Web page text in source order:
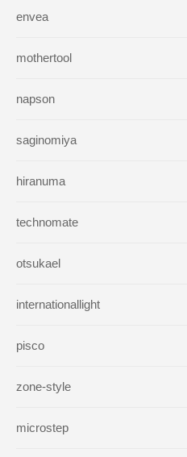
envea
mothertool
napson
saginomiya
hiranuma
technomate
otsukael
internationallight
pisco
zone-style
microstep